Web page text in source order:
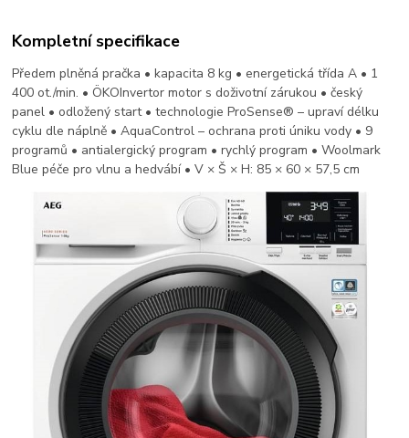
Kompletní specifikace
Předem plněná pračka • kapacita 8 kg • energetická třída A • 1
400 ot./min. • ÖKOInvertor motor s doživotní zárukou • český
panel • odložený start • technologie ProSense® – upraví délku
cyklu dle náplně • AquaControl – ochrana proti úniku vody • 9
programů • antialergický program • rychlý program • Woolmark
Blue péče pro vlnu a hedvábí • V × Š × H: 85 × 60 × 57,5 cm